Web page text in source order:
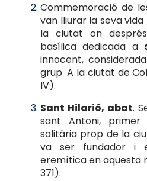
Commemoració de
van lliurar la seva
la ciutat on
basílica dedicada a
innocent,
grup. A la ciutat de
IV).
Sant Hilarió, abat.
sant Antoni,
solitària prop de la
va ser fundador i
eremítica en aquesta
371).